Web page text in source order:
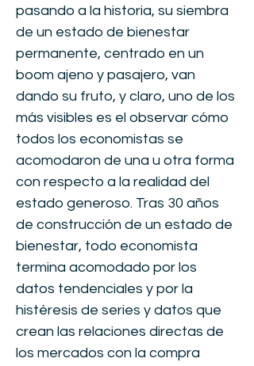
pasando a la historia, su siembra
de un estado de bienestar
permanente, centrado en un
boom ajeno y pasajero, van
dando su fruto, y claro, uno de los
más visibles es el observar cómo
todos los economistas se
acomodaron de una u otra forma
con respecto a la realidad del
estado generoso. Tras 30 años
de construcción de un estado de
bienestar, todo economista
termina acomodado por los
datos tendenciales y por la
histéresis de series y datos que
crean las relaciones directas de
los mercados con la compra